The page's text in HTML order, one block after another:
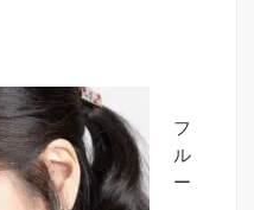
フ
ル
ー